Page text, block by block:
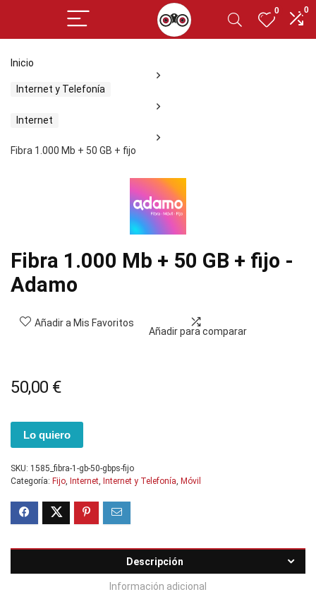
0 0
Inicio
Internet y Telefonía
Internet
Fibra 1.000 Mb + 50 GB + fijo
Fibra 1.000 Mb + 50 GB + fijo -
Adamo
Añadir a Mis Favoritos
Añadir para comparar
50,00 €
Lo quiero
SKU: 1585_fibra-1-gb-50-gbps-fijo
Categoría: Fijo, Internet, Internet y Telefonía, Móvil
Descripción
Información adicional